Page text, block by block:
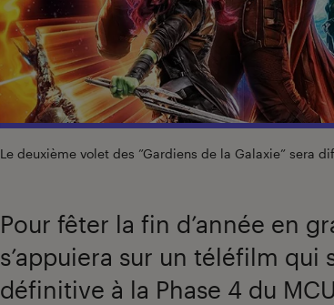
Le deuxième volet des ”Gardiens de la Galaxie” sera
Pour fêter la fin d’année en
s’appuiera sur un téléfilm
définitive à la Phase 4 du